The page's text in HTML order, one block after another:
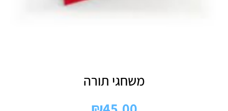
משחגי תורה